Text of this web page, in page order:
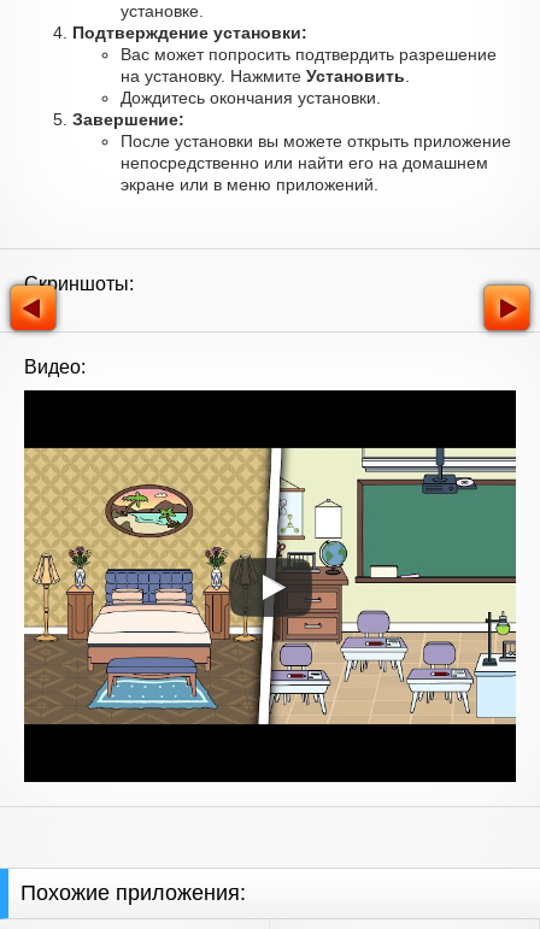
установке.
Подтверждение установки:
Вас может попросить подтвердить разрешение
на установку. Нажмите Установить
Дождитесь окончания установки.
Завершение:
После установки вы можете открыть приложение
непосредственно или найти его на домашнем
экране или в меню приложений.
Скриншоты:
Видео:
Похожие приложения: